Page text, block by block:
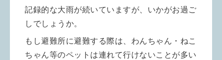
記録的な大雨が続いていますが、いかがお過ご
しでしょうか。
もし避難所に避難する際は、わんちゃん・ねこ
ちゃん等のペットは連れて行けないことが多い